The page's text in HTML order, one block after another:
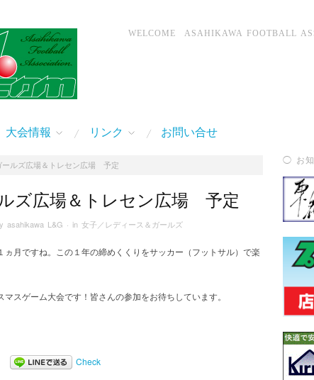
WELCOME ASAHIKAWA FOOTBALL
大会情報 リンク お問い合せ
ールズ広場＆トレセン広場 予定
ズ広場＆トレセン広場 予定
asahikawa L&G · in 女子／レディース＆ガールズ
ヵ月ですね。この１年の締めくくりをサッカー（フットサル）で楽
マスゲーム大会です！皆さんの参加をお待ちしています。
Check
◯ お